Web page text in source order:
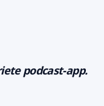
podcast-app.